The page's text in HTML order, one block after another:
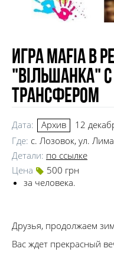
Игра MAFIA в
"Вільшанка"
трансфером
Дата: Архив
12
Где: с. Лозовок, ул.
Детали: по ссылке
Цена
500 грн
за человека.
Друзья, продолжаем
Вас ждет прекрасный